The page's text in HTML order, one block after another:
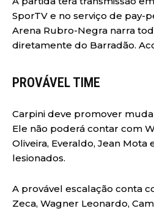
SporTV e no serviço de pay-
Arena Rubro-Negra narra
diretamente do Barradão.
PROVÁVEL TIME
Carpini deve promover
Ele não poderá contar com
Oliveira, Everaldo, Jean Mota
lesionados.
A provável escalação conta
Zeca, Wagner Leonardo,